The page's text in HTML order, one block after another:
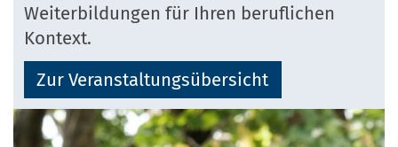
Weiterbildungen für Ihren beruflichen
Kontext.
Zur Veranstaltungsübersicht